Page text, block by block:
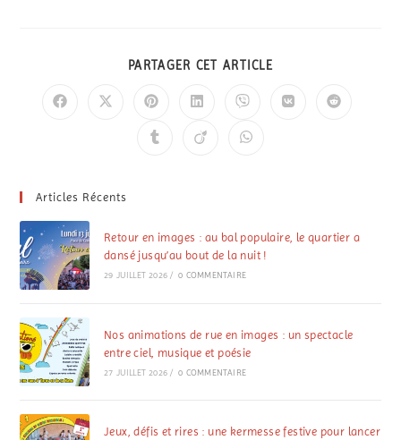
PARTAGER CET ARTICLE
Articles Récents
Retour en images : au bal populaire, le quartier a
dansé jusqu’au bout de la nuit !
29 JUILLET 2026 / 0 COMMENTAIRE
Nos animations de rue en images : un spectacle
entre ciel, musique et poésie
27 JUILLET 2026 / 0 COMMENTAIRE
Jeux, défis et rires : une kermesse festive pour lancer